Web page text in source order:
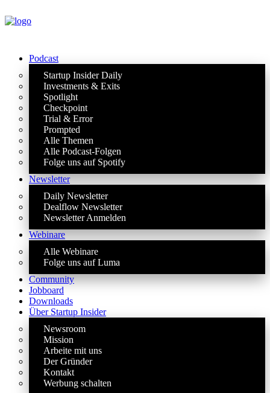
Podcast
Startup Insider Daily
Investments & Exits
Spotlight
Checkpoint
Trial & Error
Prompted
Alle Themen
Alle Podcast-Folgen
Folge uns auf Spotify
Newsletter
Daily Newsletter
Dealflow Newsletter
Newsletter Anmelden
Webinare
Alle Webinare
Folge uns auf Luma
Community
Jobboard
Downloads
Über Startup Insider
Newsroom
Mission
Arbeite mit uns
Der Gründer
Kontakt
Werbung schalten